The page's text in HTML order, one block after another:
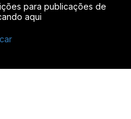
para publicações de
aqui